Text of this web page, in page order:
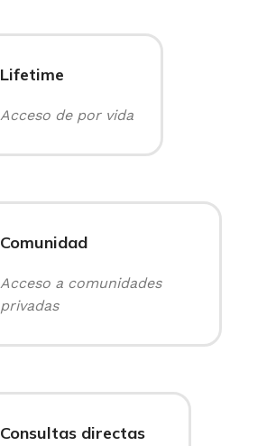
Lifetime
Acceso de por vida
Comunidad
Acceso a comunidades
privadas
Consultas directas